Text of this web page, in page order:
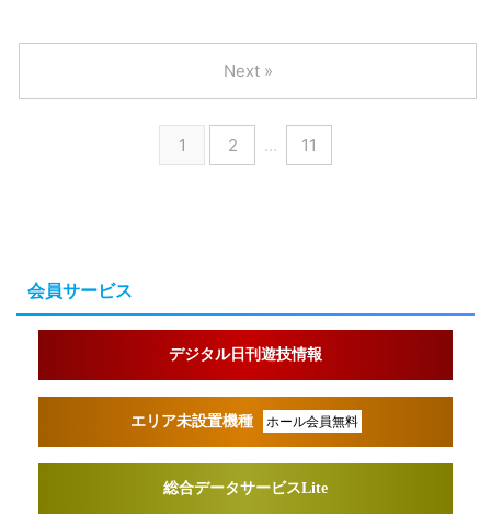
1 2 … 11
Next »
会員サービス
デジタル日刊遊技情報
エリア未設置機種 ホール会員無料
総合データサービスLite